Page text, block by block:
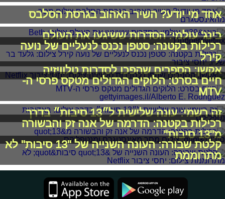
אחד מי יודע? השיר האהוב בגרסת הסלבס
בינג' עולמי: הסדרות ששיגעו את העולם
רכילות בקטנה: סטפן נכנס לנעליים של נועה
קירל
אקשן: הספרים שהפכו לסדרות טלוויזיה
חיים בסרט: הלוקים הגדולים מטקס פרסי ה-
MTV
זה רשמי: עונה שלישית ל״13 סיבות״ בדרך
רכילות בקטנה: הדרמה של אנה זק והבשורה
מ"13 סיבות"
קלטת שבורה: העונה השנייה של "13 סיבות" לא
מתרוממת